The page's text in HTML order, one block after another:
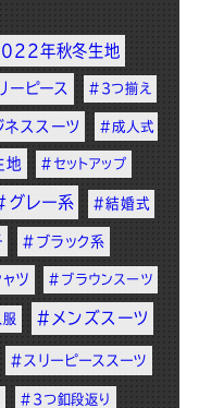
年秋冬生地
ーピース #3つ揃え
ススーツ #成人式
地 #セットアップ
グレー系 #結婚式
#ブラック系
ツ #ブラウンスーツ
#メンズスーツ
#スリーピーススーツ
#3つ釦段返り